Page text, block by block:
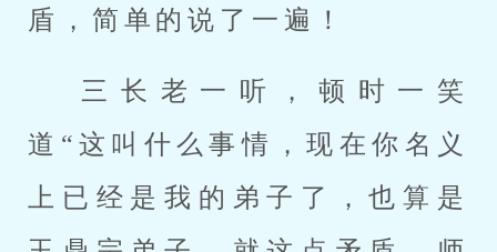
盾，简单的说了一遍！
三长老一听，顿时一笑
道“这叫什么事情，现在你名义
上已经是我的弟子了，也算是